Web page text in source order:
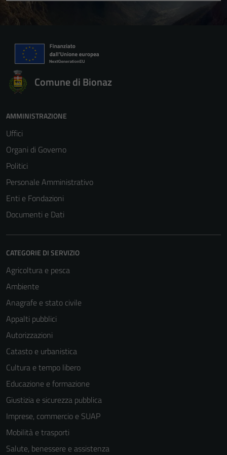
Comune di Bionaz
AMMINISTRAZIONE
Uffici
Organi di Governo
Politici
Personale Amministrativo
Enti e Fondazioni
Documenti e Dati
CATEGORIE DI SERVIZIO
Agricoltura e pesca
Ambiente
Anagrafe e stato civile
Appalti pubblici
Autorizzazioni
Catasto e urbanistica
Cultura e tempo libero
Educazione e formazione
Giustizia e sicurezza pubblica
Imprese, commercio e SUAP
Mobilità e trasporti
Salute, benessere e assistenza